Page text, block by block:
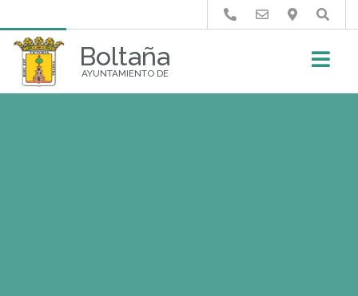
Boltaña
AYUNTAMIENTO DE
Buscar